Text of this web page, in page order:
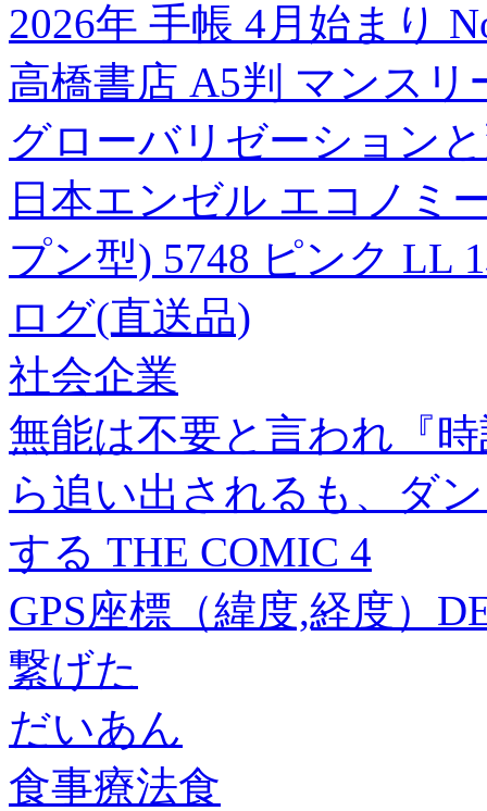
2026年 手帳 4月始まり
高橋書店 A5判 マンスリ
グローバリゼーション
日本エンゼル エコノミ
プン型) 5748 ピンク LL
ログ(直送品)
社会企業
無能は不要と言われ『
ら追い出されるも、ダ
する THE COMIC 4
GPS座標（緯度,経度）
繋げた
だいあん
食事療法食